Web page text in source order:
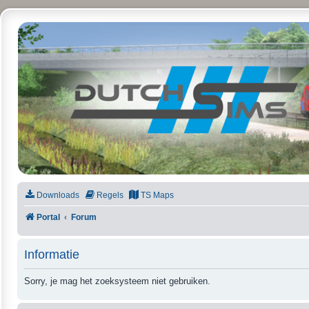
DutchSims
Downloads Regels TS Maps
Portal Forum
Informatie
Sorry, je mag het zoeksysteem niet gebruiken.